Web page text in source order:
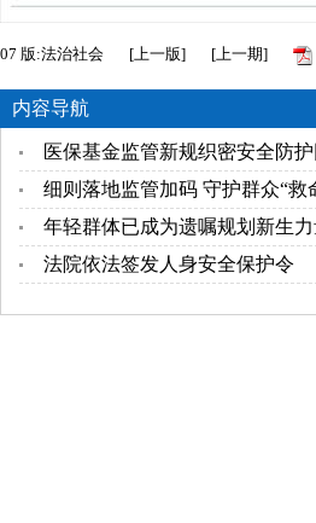
07 版:法治社会 [上一版] [上一期]
内容导航
医保基金监管新规织密安全防护
细则落地监管加码 守护群众“救
年轻群体已成为遗嘱规划新生
法院依法签发人身安全保护令